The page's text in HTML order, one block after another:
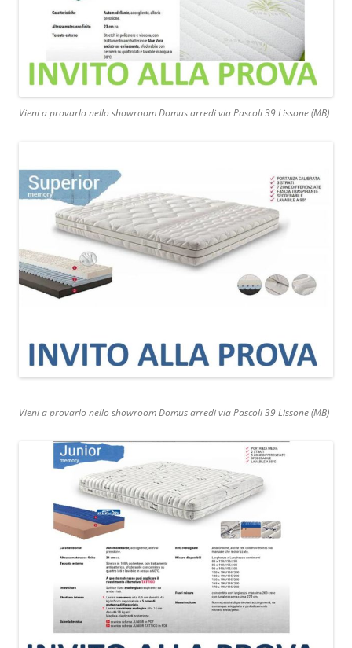
Vieni a provarlo nello showroom Domus arredi via Pascoli 39 Lissone (MB)
Vieni a provarlo nello showroom Domus arredi via Pascoli 39 Lissone (MB)